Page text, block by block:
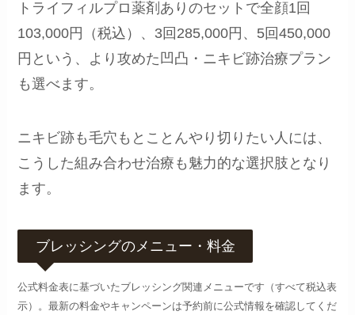
トライフィルプロ薬剤ありのセットで全顔1回
103,000円（税込）、3回285,000円、5回450,000
円という、より攻めた凹凸・ニキビ跡治療プラン
も選べます。
ニキビ跡も毛穴もとことんやり切りたい人には、
こうした組み合わせ治療も魅力的な選択肢となり
ます。
ブレッシングのメニュー・料金
公式料金表に基づいたブレッシング関連メニューです（すべて税込表
示）。最新の料金やキャンペーンは予約前に公式情報を確認してくだ